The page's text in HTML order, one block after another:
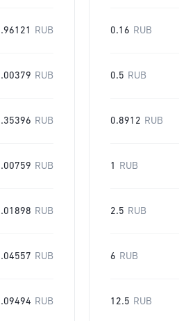
RUB
RUB
RUB
RUB
RUB
RUB
RUB
0.16 RUB
0.5 RUB
0.8912 RUB
1 RUB
2.5 RUB
6 RUB
12.5 RUB